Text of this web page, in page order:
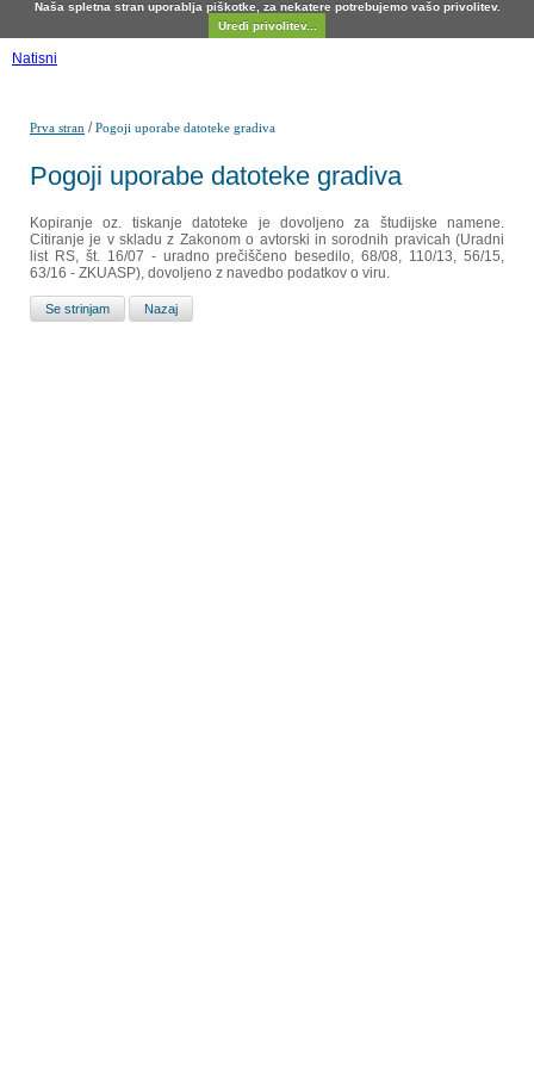
Naša spletna stran uporablja piškotke, za nekatere potrebujemo vašo privolitev.
Uredi privolitev...
Natisni
Prva stran /Pogoji uporabe datoteke gradiva
Pogoji uporabe datoteke gradiva
Kopiranje oz. tiskanje datoteke je dovoljeno za študijske namene.
Citiranje je v skladu z Zakonom o avtorski in sorodnih pravicah (Uradni
list RS, št. 16/07 - uradno prečiščeno besedilo, 68/08, 110/13, 56/15,
63/16 - ZKUASP), dovoljeno z navedbo podatkov o viru.